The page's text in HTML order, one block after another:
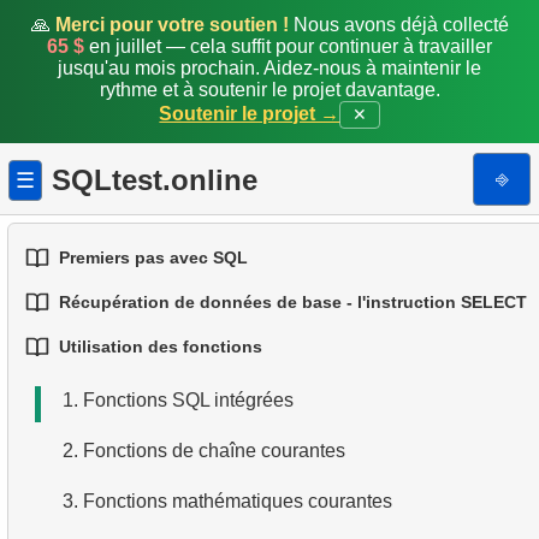
🙏 Merci pour votre soutien ! Nous avons déjà collecté
65 $ en juillet — cela suffit pour continuer à travailler
jusqu'au mois prochain. Aidez-nous à maintenir le
rythme et à soutenir le projet davantage.
Soutenir le projet →
✕
☰ SQLtest.online ⎆
Premiers pas avec SQL
1.Introduction aux bases de données
3. Concepts des bases relationnelles
4. Types de données de base
5. Comprendre les valeurs NULL en SQL
Récupération de données de base - l'instruction SELECT
1.Sélectionner des données d'une table
2. Filtrage des données
3. Combiner plusieurs conditions
4. Alias de colonnes
Utilisation des fonctions
1. Fonctions SQL intégrées
2. Fonctions de chaîne courantes
3. Fonctions mathématiques courantes